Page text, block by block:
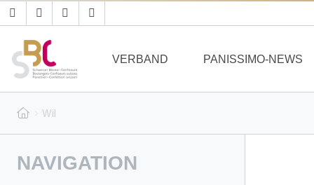
VERBAND PANISSIMO-NEWS
Wil
NAVIGATION